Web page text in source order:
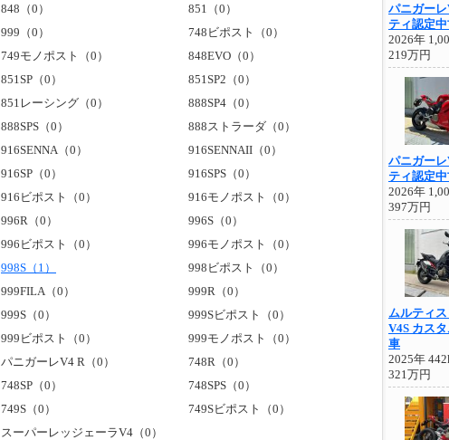
848（0）
851（0）
999（0）
748ビポスト（0）
749モノポスト（0）
848EVO（0）
851SP（0）
851SP2（0）
851レーシング（0）
888SP4（0）
888SPS（0）
888ストラーダ（0）
916SENNA（0）
916SENNAII（0）
916SP（0）
916SPS（0）
916ビポスト（0）
916モノポスト（0）
996R（0）
996S（0）
996ビポスト（0）
996モノポスト（0）
998S（1）
998ビポスト（0）
999FILA（0）
999R（0）
999S（0）
999Sビポスト（0）
999ビポスト（0）
999モノポスト（0）
パニガーレV4 R（0）
748R（0）
748SP（0）
748SPS（0）
749S（0）
749Sビポスト（0）
スーパーレッジェーラV4（0）
パニガーレ
ティ認定
2026年
219万円
パニガーレ
ティ認定
2026年
397万円
ムルティ
V4S カス
車
2025年
321万円